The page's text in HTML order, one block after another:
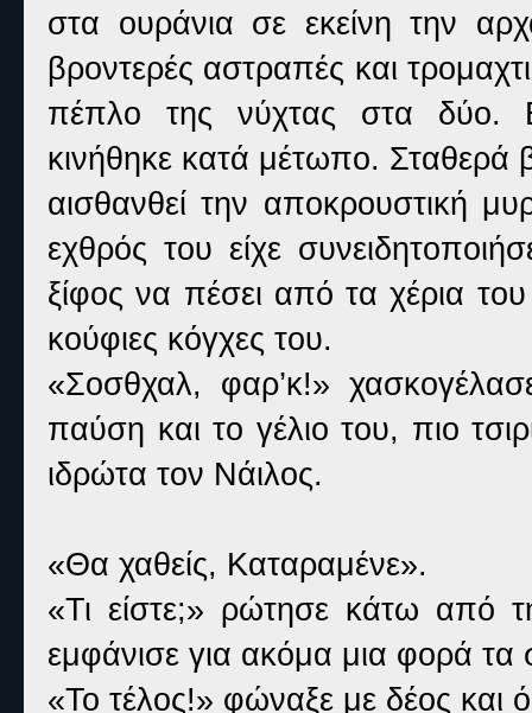
στα ουράνια σε εκείνη την
βροντερές αστραπές και
πέπλο της νύχτας στα δύο.
κινήθηκε κατά μέτωπο.
αισθανθεί την αποκρουστική
εχθρός του είχε
ξίφος να πέσει από τα χέρια του
κούφιες κόγχες του.
«Σοσθχαλ, φαρ’κ!»
παύση και το γέλιο του, πιο
ιδρώτα τον Νάιλος.
«Θα χαθείς, Καταραμένε».
«Τι είστε;» ρώτησε κάτω από
εμφάνισε για ακόμα μια φορά τα
«Το τέλος!» φώναξε με δέος